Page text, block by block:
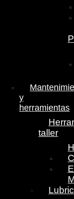
y
herramientas
taller